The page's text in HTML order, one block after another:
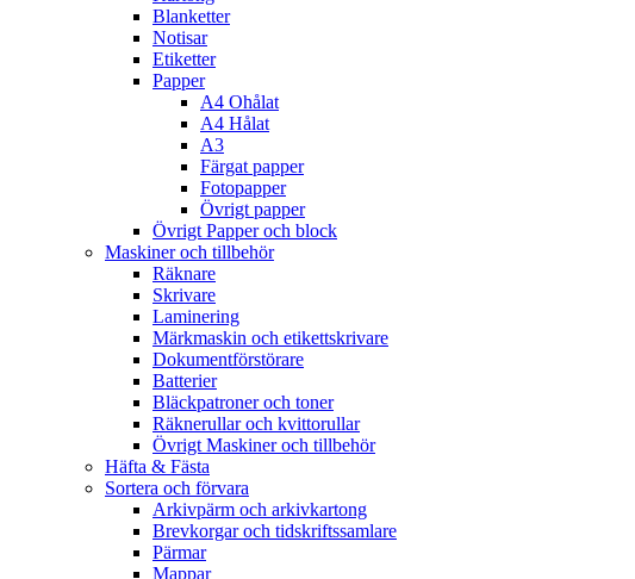
Blanketter
Notisar
Etiketter
Papper
A4 Ohålat
A4 Hålat
A3
Färgat papper
Fotopapper
Övrigt papper
Övrigt Papper och block
Maskiner och tillbehör
Räknare
Skrivare
Laminering
Märkmaskin och etikettskrivare
Dokumentförstörare
Batterier
Bläckpatroner och toner
Räknerullar och kvittorullar
Övrigt Maskiner och tillbehör
Häfta & Fästa
Sortera och förvara
Arkivpärm och arkivkartong
Brevkorgar och tidskriftssamlare
Pärmar
Mappar